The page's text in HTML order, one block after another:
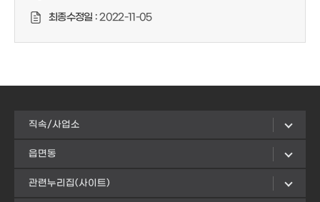
최종수정일 :2022-11-05
직속/사업소
읍면동
관련누리집(사이트)